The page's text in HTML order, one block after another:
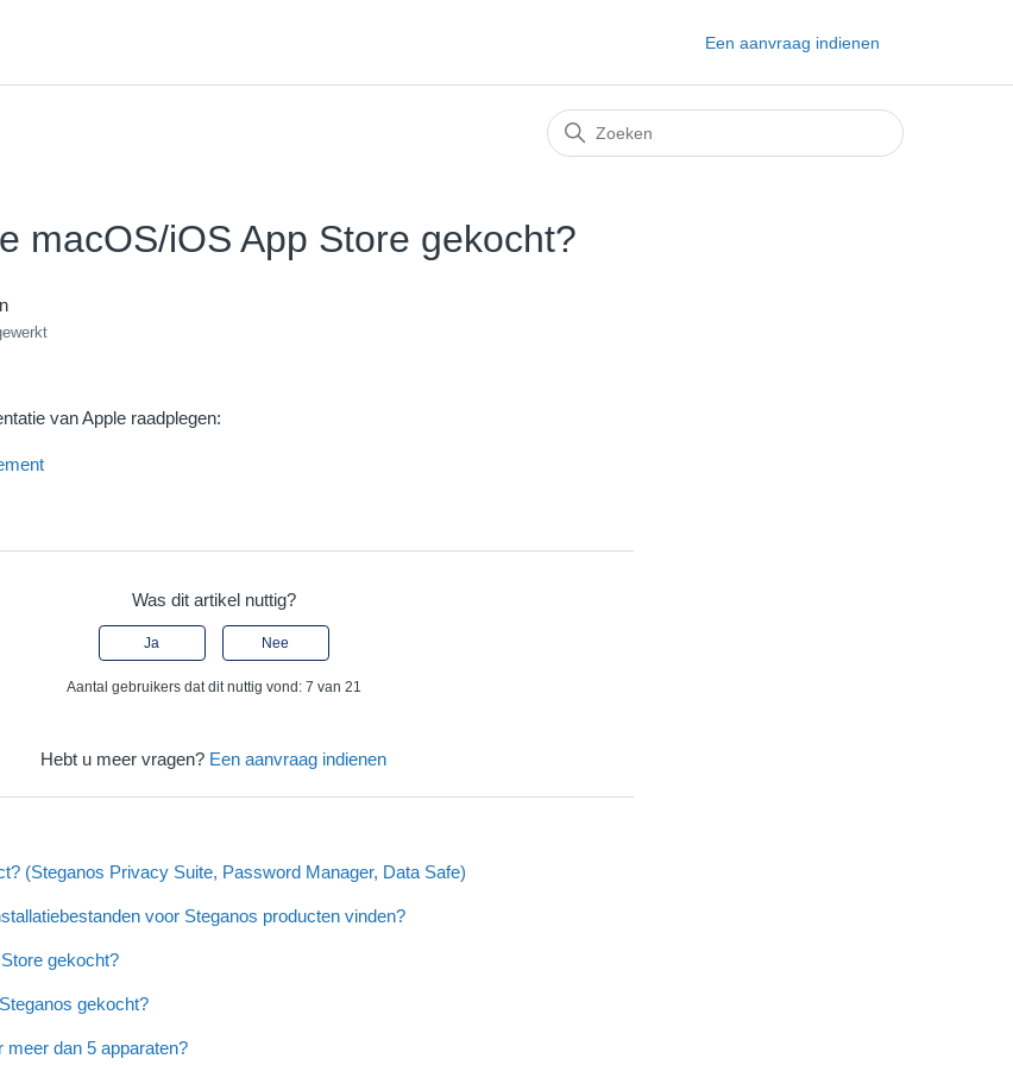
Een aanvraag indienen
macOS/iOS App Store gekocht?
van Apple raadplegen:
Was dit artikel nuttig?
Ja Nee
Aantal gebruikers dat dit nuttig vond: 7 van 21
Hebt u meer vragen? Een aanvraag indienen
(Steganos Privacy Suite, Password Manager, Data Safe)
voor Steganos producten vinden?
gekocht?
gekocht?
meer dan 5 apparaten?